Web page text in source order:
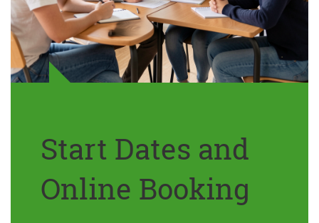
Start Dates and
Online Booking